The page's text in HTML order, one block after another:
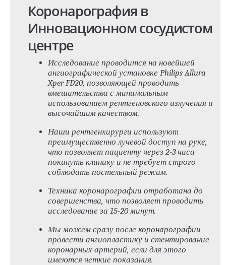
Коронарография в
Инновационном сосудистом
центре
Исследование проводится на новейшей
ангиографической установке Philips Allura
Xper FD20, позволяющей проводить
вмешательства с минимальным
использованием рентгеновского излучения и
высочайшим качеством.
Наши рентгенхирурги используют
преимущественно лучевой доступ на руке,
что позволяет пациенту через 2-3 часа
покинуть клинику и не требует строго
соблюдать постельный режим.
Техника коронарографии отработана до
совершенства, что позволяет проводить
исследование за 15-20 минут.
Мы можем сразу после коронарографии
провести ангиопластику и стентирование
коронарных артерий, если для этого
имеются четкие показания.